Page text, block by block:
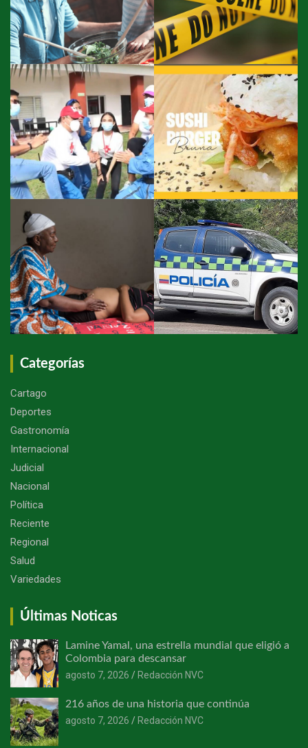
Categorías
Cartago
Deportes
Gastronomía
Internacional
Judicial
Nacional
Política
Reciente
Regional
Salud
Variedades
Últimas Noticas
Lamine Yamal, una estrella mundial que eligió a
Colombia para descansar
agosto 7, 2026
Redacción NVC
216 años de una historia que continúa
agosto 7, 2026
Redacción NVC